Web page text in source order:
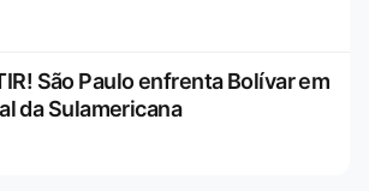
São Paulo enfrenta Bolívar em
da Sulamericana